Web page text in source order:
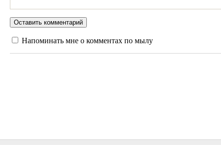
Напоминать мне о комментах по мылу